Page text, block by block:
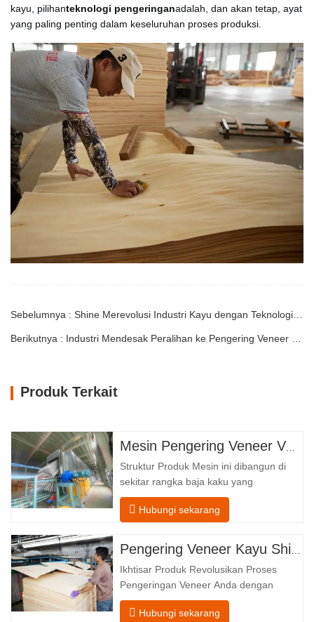
kayu, pilihanteknologi pengeringanadalah, dan akan tetap, ayat
yang paling penting dalam keseluruhan proses produksi.
Produk Terkait
Struktur Produk Mesin ini dibangun di
sekitar rangka baja kaku yang
menopang empat zona fungsional
terintegrasi, yang diatur dalam aliran
pengeluaran. Bagian Pengumpanan–
Dilengkapi dengan konveyor pemasukan
dan mekanisme penyelarasan presisi
yang memandu setiap…
Hubungi sekarang
Ikhtisar Produk Revolusikan Proses
Pengeringan Veneer Anda dengan
Teknologi Canggih Shenghuai Roller
PengkilapPengering Veneermewakili
Hubungi sekarang